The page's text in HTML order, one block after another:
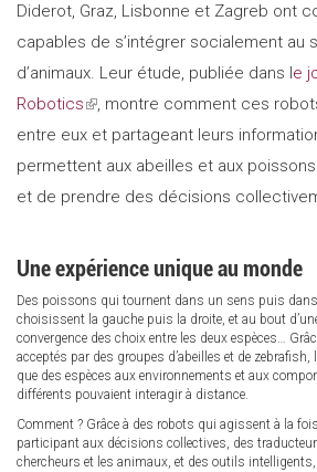
Diderot, Graz, Lisbonne et Zagreb ont
capables de s’intégrer socialement au
d’animaux. Leur étude, publiée dans l e
Robotics(link
is
external)
, montre comment ces
entre eux et partageant leurs
permettent aux abeilles et aux
et de prendre des décisions
Une expérience unique au monde
Des poissons qui tournent dans un sens puis dans
choisissent la gauche puis la droite, et au bout
convergence des choix entre les deux espèces…
acceptés par des groupes d’abeilles et de
que des espèces aux environnements et aux
différents pouvaient interagir à distance.
Comment ? Grâce à des robots qui agissent à la
participant aux décisions collectives, des
chercheurs et les animaux, et des outils